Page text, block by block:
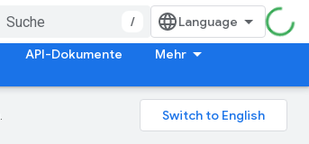
/
API-Dokumente Mehr